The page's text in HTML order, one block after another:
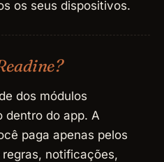
os seus dispositivos.
dos módulos
dentro do app. A
paga apenas pelos
notificações,